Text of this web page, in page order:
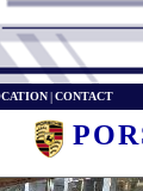
|CONTACT